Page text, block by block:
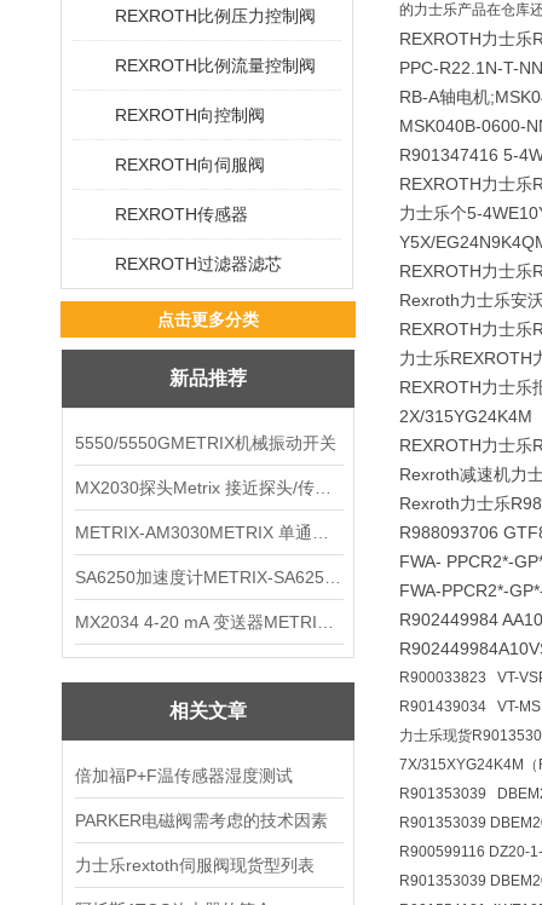
REXROTH比例压力控制阀
REXROTH比例流量控制阀
REXROTH向控制阀
REXROTH向伺服阀
REXROTH传感器
REXROTH过滤器滤芯
点击更多分类
新品推荐
5550/5550GMETRIX机械振动开关
相关文章
倍加福P+F温传感器湿度测试
PARKER电磁阀需考虑的技术因素
力士乐rextoth伺服阀现货型列表
的力士乐产品在仓库
REXROTH力士乐
PPC-R22.1N-T-
RB-A轴电机
MSK040B-0600-
R901347416 5-
REXROTH力士乐
力士乐个5-
Y5X/
REXROTH力士乐
Rexroth力士乐安
REXROTH力士乐
力士乐REXROTH
REXROTH力士乐
2X/315YG24K4M
REXROTH力士乐
Rexroth减速机力
Rexroth力士乐
R988093706
FWA- PPCR2*-
FWA-PPCR2*-
R902449984
R900033823 VT-
R901439034 VT-
力士乐现货
7X/315XYG24K4M
R901353039
R901353039
R900599116 DZ20-
R901353039